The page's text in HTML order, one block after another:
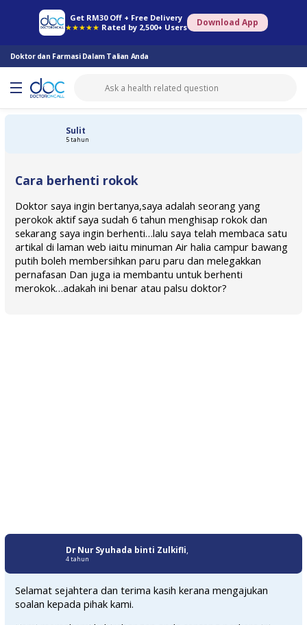
Get RM30 Off + Free Delivery
★★★★★ Rated by 2,500+ Users Download App
Doktor dan Farmasi Dalam Talian Anda
Farmasi Online Konsult Doktor Saringan Kesihatan Konsult Pakar
Sulit
5 tahun
Cara berhenti rokok
Doktor saya ingin bertanya,saya adalah seorang yang
perokok aktif saya sudah 6 tahun menghisap rokok dan
sekarang saya ingin berhenti…lalu saya telah membaca satu
artikal di laman web iaitu minuman Air halia campur bawang
putih boleh membersihkan paru paru dan melegakkan
pernafasan Dan juga ia membantu untuk berhenti
merokok…adakah ini benar atau palsu doktor?
Dr Nur Syuhada binti Zulkifli
4 tahun
Selamat sejahtera dan terima kasih kerana mengajukan
soalan kepada pihak kami.